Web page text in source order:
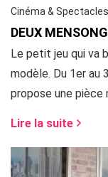
Cinéma & Spectacles
DEUX
Le petit jeu qui va
modèle. Du 1er au
propose une pièce
Lire la suite